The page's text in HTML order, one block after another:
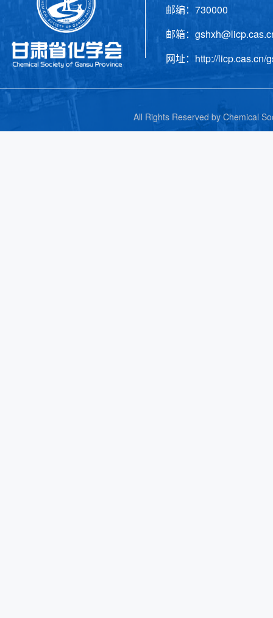
邮编：730000 电
邮箱：
网址：http://licp.cas.cn/
All Rights Reserved by Chemical